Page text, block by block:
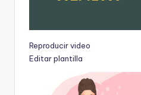
Reproducir video
Editar plantilla